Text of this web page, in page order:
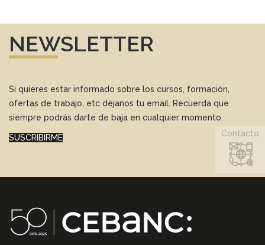
NEWSLETTER
Si quieres estar informado sobre los cursos, formación,
ofertas de trabajo, etc déjanos tu email. Recuerda que
siempre podrás darte de baja en cualquier momento.
SUSCRIBIRME Contacto